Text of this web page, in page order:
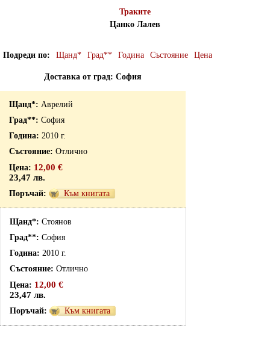
Траките
Цанко Лалев
Подреди по Щанд* Град** Година Състояние Цена
Доставка от град: София
Аврелий
София
2010 г.
Отлично
12,00 €
23,47 лв.
Към книгата
Стоянов
София
2010 г.
Отлично
12,00 €
23,47 лв.
Към книгата